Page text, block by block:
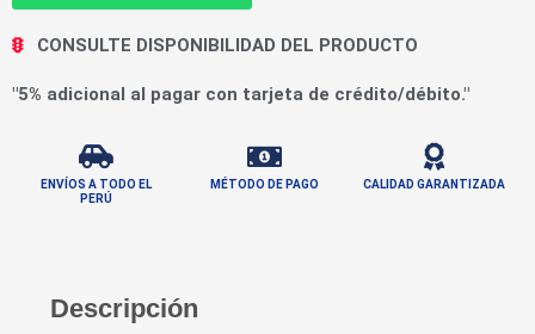
CONSULTE DISPONIBILIDAD DEL PRODUCTO
"5% adicional al pagar con tarjeta de crédito/débito."
ENVÍOS A TODO EL
PERÚ
MÉTODO DE PAGO CALIDAD GARANTIZADA
Descripción